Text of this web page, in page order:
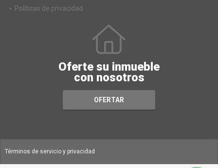
Políticas de privacidad
Oferte su inmueble
con nosotros
OFERTAR
Términos de servicio y privacidad